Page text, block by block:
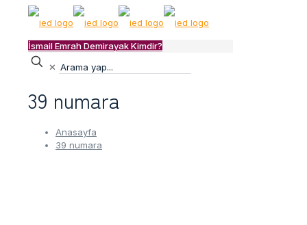
İsmail Emrah Demirayak Kimdir?
✕
39 numara
Anasayfa
39 numara